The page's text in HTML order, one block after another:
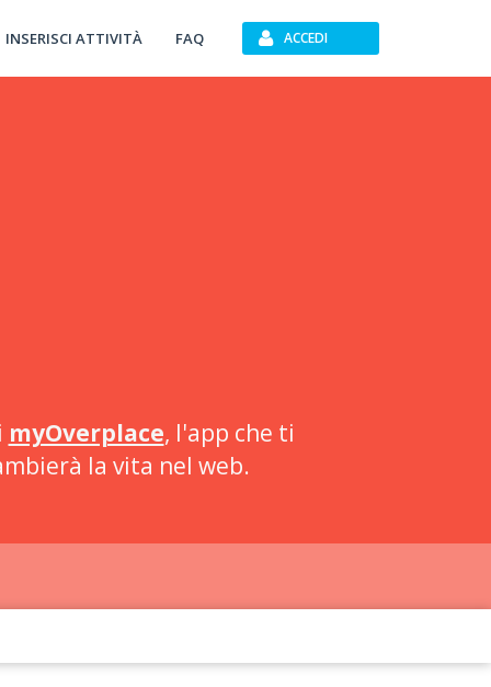
INSERISCI ATTIVITÀ FAQ ACCEDI
myOverplace, l'app che ti
la vita nel web.